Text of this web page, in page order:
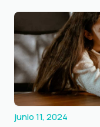
junio 11, 2024